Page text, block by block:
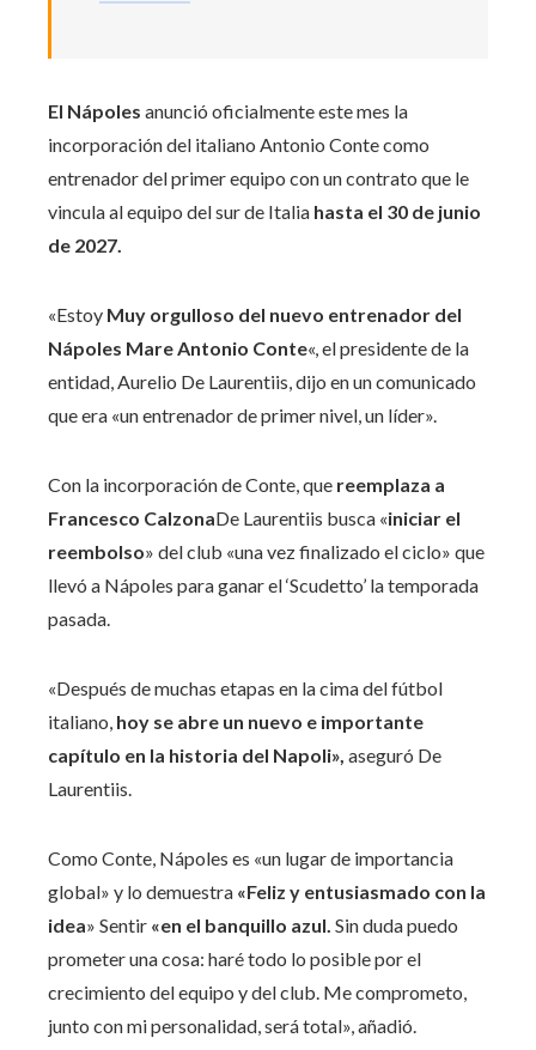
El Nápoles anunció oficialmente este mes la
incorporación del italiano Antonio Conte como
entrenador del primer equipo con un contrato que le
vincula al equipo del sur de Italia hasta el 30 de junio
de 2027.
«Estoy Muy orgulloso del nuevo entrenador del
Nápoles Mare Antonio Conte«, el presidente de la
entidad, Aurelio De Laurentiis, dijo en un comunicado
que era «un entrenador de primer nivel, un líder».
Con la incorporación de Conte, que reemplaza a
Francesco CalzonaDe Laurentiis busca «iniciar el
reembolso» del club «una vez finalizado el ciclo» que
llevó a Nápoles para ganar el ‘Scudetto’ la temporada
pasada.
«Después de muchas etapas en la cima del fútbol
italiano, hoy se abre un nuevo e importante
capítulo en la historia del Napoli», aseguró De
Laurentiis.
Como Conte, Nápoles es «un lugar de importancia
global» y lo demuestra «Feliz y entusiasmado con la
idea» Sentir «en el banquillo azul. Sin duda puedo
prometer una cosa: haré todo lo posible por el
crecimiento del equipo y del club. Me comprometo,
junto con mi personalidad, será total», añadió.